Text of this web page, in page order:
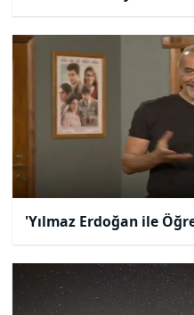
'Yılmaz Erdoğan ile